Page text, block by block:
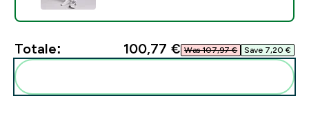
Totale: 100,77 €‎ Was 107,97 €‎ Save 7,20 €‎